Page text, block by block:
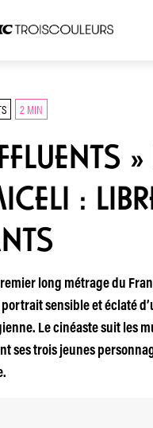
2 MIN
»
:
long métrage du
sensible et éclaté
Le cinéaste suit les
ses trois jeunes